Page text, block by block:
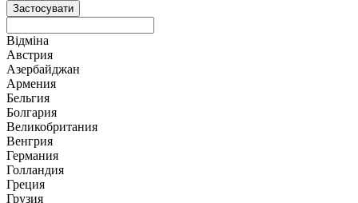
Застосувати
Відміна
Австрия
Азербайджан
Армения
Бельгия
Болгария
Великобритания
Венгрия
Германия
Голландия
Греция
Грузия